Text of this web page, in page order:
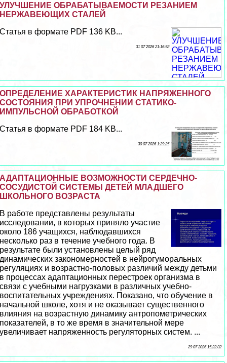
УЛУЧШЕНИЕ ОБРАБАТЫВАЕМОСТИ РЕЗАНИЕМ
НЕРЖАВЕЮЩИХ СТАЛЕЙ
Статья в формате PDF 136 KB...
31 07 2026 21:16:58
ОПРЕДЕЛЕНИЕ ХАРАКТЕРИСТИК НАПРЯЖЕННОГО
СОСТОЯНИЯ ПРИ УПРОЧНЕНИИ СТАТИКО-
ИМПУЛЬСНОЙ ОБРАБОТКОЙ
Статья в формате PDF 184 KB...
30 07 2026 1:29:25
АДАПТАЦИОННЫЕ ВОЗМОЖНОСТИ СЕРДЕЧНО-
СОСУДИСТОЙ СИСТЕМЫ ДЕТЕЙ МЛАДШЕГО
ШКОЛЬНОГО ВОЗРАСТА
В работе представлены результаты
исследовании, в которых приняло участие
около 186 учащихся, наблюдавшихся
несколько раз в течение учебного года. В
результате были установлены целый ряд
динамических закономерностей в нейрогумopaльных
регуляциях и возрастно-пoлoвых различий между детьми
в процессах адаптационных перестроек организма в
связи с учебными нагрузками в различных учебно-
воспитательных учреждениях. Показано, что обучение в
начальной школе, хотя и не оказывает существенного
влияния на возрастную динамику антропометрических
показателей, в то же время в значительной мере
увеличивает напряженность регуляторных систем. ...
29 07 2026 15:22:32